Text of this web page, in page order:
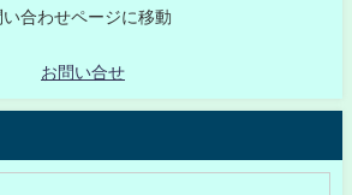
合わせページに移動
お問い合せ